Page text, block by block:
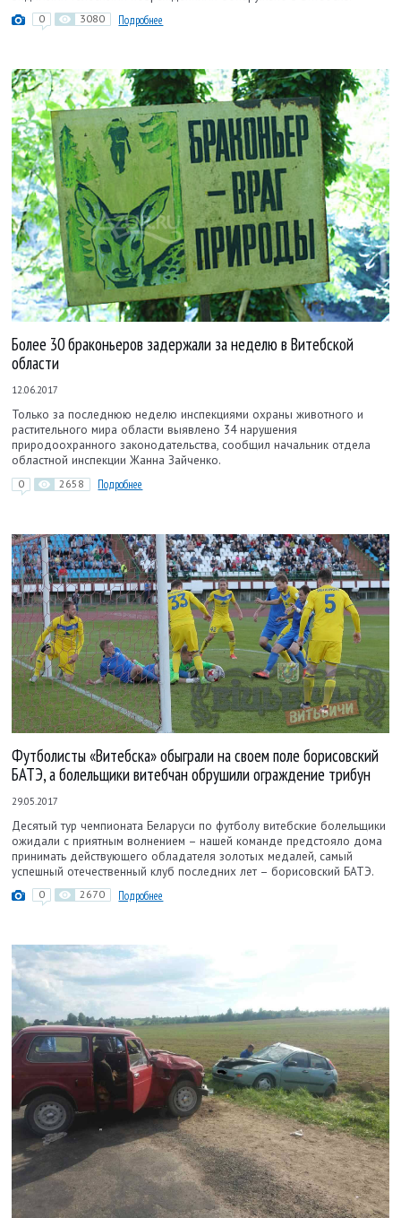
0 3080 Подробнее
Более 30 браконьеров задержали за неделю в Витебской
области
12.06.2017
Только за последнюю неделю инспекциями охраны животного и
растительного мира области выявлено 34 нарушения
природоохранного законодательства, сообщил начальник отдела
областной инспекции Жанна Зайченко.
0 2658 Подробнее
Футболисты «Витебска» обыграли на своем поле борисовский
БАТЭ, а болельщики витебчан обрушили ограждение трибун
29.05.2017
Десятый тур чемпионата Беларуси по футболу витебские болельщики
ожидали с приятным волнением – нашей команде предстояло дома
принимать действующего обладателя золотых медалей, самый
успешный отечественный клуб последних лет – борисовский БАТЭ.
0 2670 Подробнее